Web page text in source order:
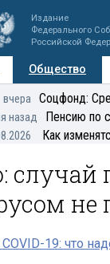
Издание
Федерального
Российской
Общество
Мнения
вчера Соцфонд:
назад Пенсию по
Как
случай
19: что